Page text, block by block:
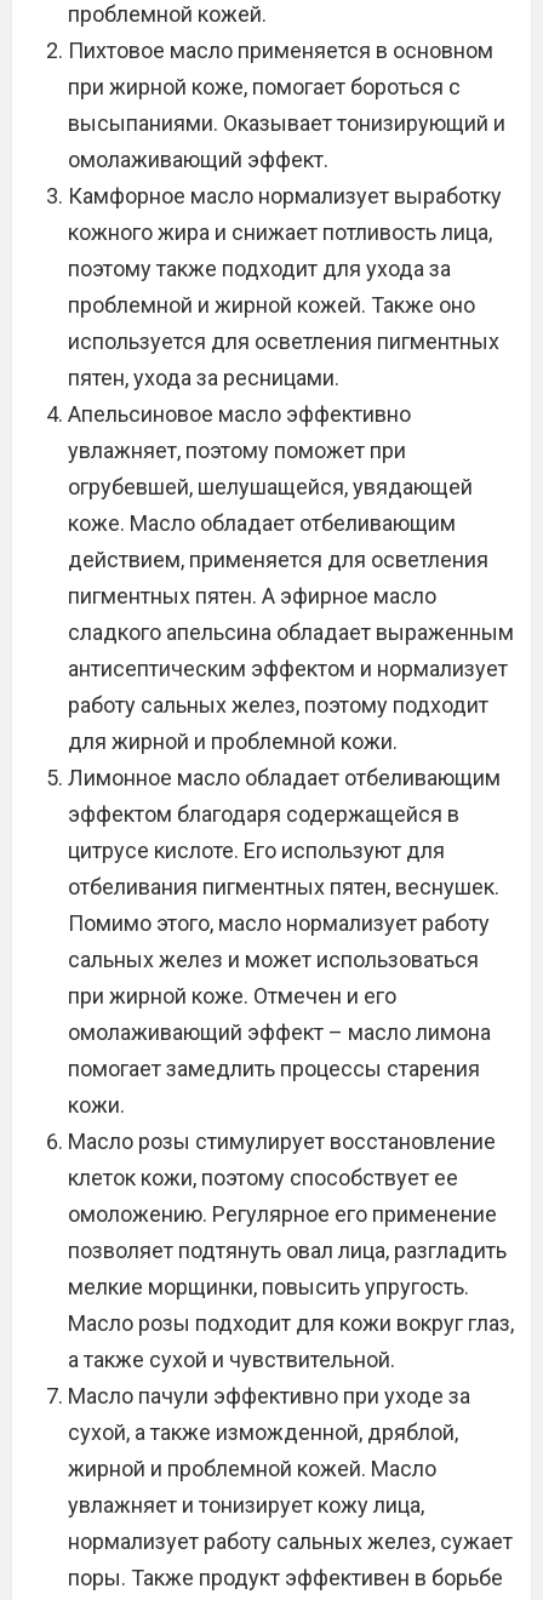
проблемной кожей.
Пихтовое масло применяется в основном
при жирной коже, помогает бороться с
высыпаниями. Оказывает тонизирующий и
омолаживающий эффект.
Камфорное масло нормализует выработку
кожного жира и снижает потливость лица,
поэтому также подходит для ухода за
проблемной и жирной кожей. Также оно
используется для осветления пигментных
пятен, ухода за ресницами.
Апельсиновое масло эффективно
увлажняет, поэтому поможет при
огрубевшей, шелушащейся, увядающей
коже. Масло обладает отбеливающим
действием, применяется для осветления
пигментных пятен. А эфирное масло
сладкого апельсина обладает выраженным
антисептическим эффектом и нормализует
работу сальных желез, поэтому подходит
для жирной и проблемной кожи.
Лимонное масло обладает отбеливающим
эффектом благодаря содержащейся в
цитрусе кислоте. Его используют для
отбеливания пигментных пятен, веснушек.
Помимо этого, масло нормализует работу
сальных желез и может использоваться
при жирной коже. Отмечен и его
омолаживающий эффект – масло лимона
помогает замедлить процессы старения
кожи.
Масло розы стимулирует восстановление
клеток кожи, поэтому способствует ее
омоложению. Регулярное его применение
позволяет подтянуть овал лица, разгладить
мелкие морщинки, повысить упругость.
Масло розы подходит для кожи вокруг глаз,
а также сухой и чувствительной.
Масло пачули эффективно при уходе за
сухой, а также изможденной, дряблой,
жирной и проблемной кожей. Масло
увлажняет и тонизирует кожу лица,
нормализует работу сальных желез, сужает
поры. Также продукт эффективен в борьбе